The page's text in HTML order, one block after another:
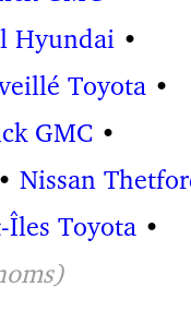
Hyundai •
Toyota •
GMC •
• Nissan
Îles Toyota •